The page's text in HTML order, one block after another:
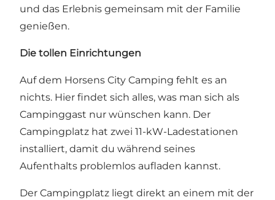
und das Erlebnis gemeinsam mit der Familie
genießen.
Die tollen Einrichtungen
Auf dem Horsens City Camping fehlt es an
nichts. Hier findet sich alles, was man sich als
Campinggast nur wünschen kann. Der
Campingplatz hat zwei 11-kW-Ladestationen
installiert, damit du während seines
Aufenthalts problemlos aufladen kannst.
Der Campingplatz liegt direkt an einem mit der